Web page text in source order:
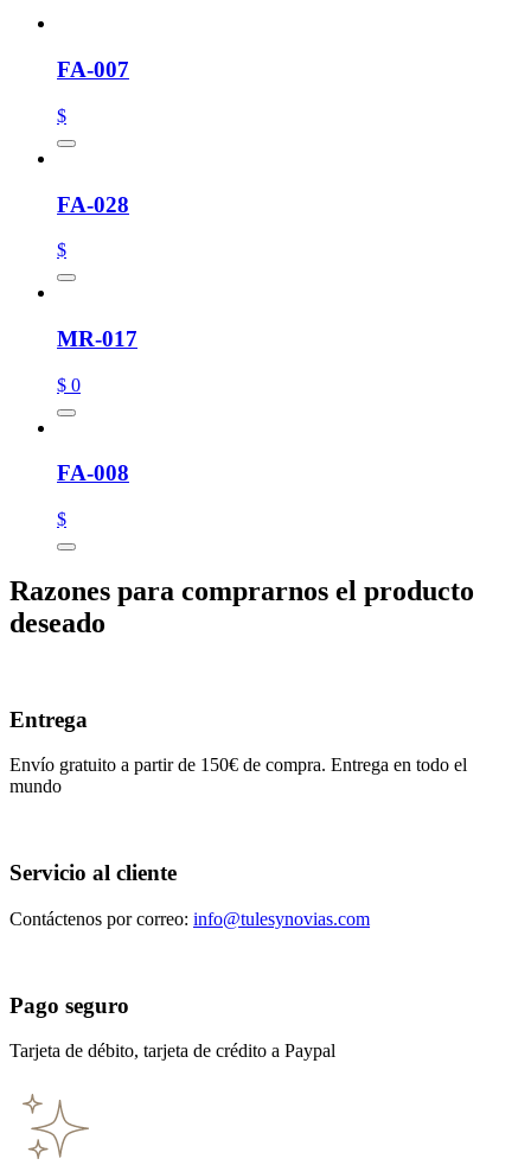
FA-007
$
FA-028
$
MR-017
$ 0
FA-008
$
Razones para comprarnos el producto
deseado
Entrega
Envío gratuito a partir de 150€ de compra. Entrega en todo el
mundo
Servicio al cliente
Contáctenos por correo: info@tulesynovias.com
Pago seguro
Tarjeta de débito, tarjeta de crédito a Paypal